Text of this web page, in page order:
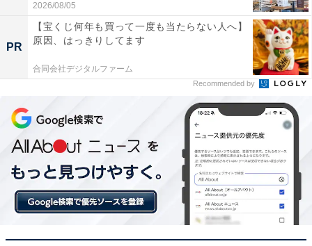
2026/08/05
PR
【宝くじ何年も買って一度も当たらない人へ】
原因、はっきりしてます
合同会社デジタルファーム
Recommended by